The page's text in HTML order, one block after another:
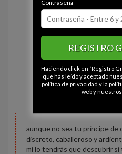
Estado civil:
Fumador/a: Sí
Castaño
Constitución: Delgado
Altura: 175 cm
aunque no sea tu príncipe de
discreto, caballeroso y
mí lo tendrás que descubrir
Contraseña
REGISTRO
Haciendo click en “Registro
que has leído y aceptado
política de privacidad y la
web y